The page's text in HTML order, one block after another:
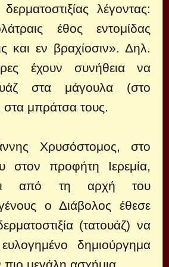
λέγοντας:
έθος εντομίδας
και εν βραχίοσιν». Δηλ.
έχουν συνήθεια να
στα μάγουλα (στο
μπράτσα τους.
Χρυσόστομος, στο
στον προφήτη Ιερεμία,
από τη αρχή του
ο Διάβολος έθεσε
(τατουάζ) να
δημιούργημα